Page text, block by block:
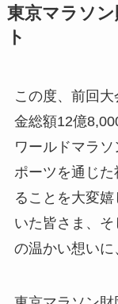
東京マラソ
ト
この度、前回
金総額12億
ワールドマラ
ポーツを通じ
ることを大変
いた皆さま、
の温かい想いに